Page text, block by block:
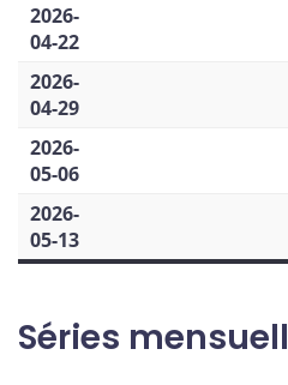
2026-
04-22
2026-
04-29
2026-
05-06
2026-
05-13
Séries